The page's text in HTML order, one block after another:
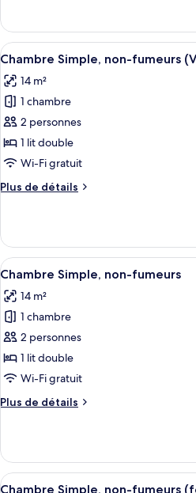
and
Toilet]Via
Inn
Twin
<1
person>)
Separate
Bath
and
Toilet]Via
Inn
Twin
<1
person>)
Double
room,
Non-
smoking
([Non-
smoking
16
㎡・
Queen
Bed]Via
<1
person>)
le
type
de
Double
room,
Non-
smoking
([Non-
smoking
16
㎡・
Double
<1
person>)
Afficher
toutes
les
photos
pour
ce
type
chambre :
non-
fumeurs
(Via
Inn)
6
Chambre Simple, non-fumeurs
14 m²
1 chambre
2 personnes
1 lit double
Wi-Fi gratuit
Plus de détails
Plus
le
type
de
Chambre
Simple,
non-
fumeurs
(Via
Inn)
Afficher
toutes
les
photos
pour
ce
type
chambre :
non-
fumeurs
5
Chambre Simple, non-fumeurs
14 m²
1 chambre
2 personnes
1 lit double
Wi-Fi gratuit
Plus de détails
Plus
le
type
de
Afficher
6
Chambre Simple, non-fumeurs